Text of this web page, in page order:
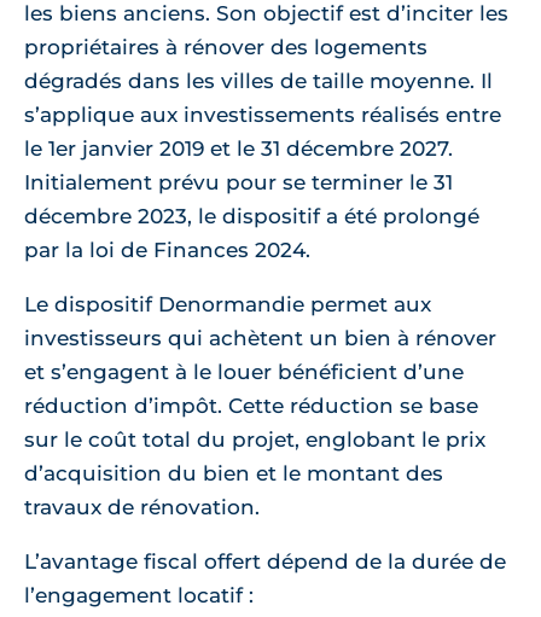
les biens anciens. Son objectif est d’inciter les
propriétaires à rénover des logements
dégradés dans les villes de taille moyenne. Il
s’applique aux investissements réalisés entre
le 1er janvier 2019 et le 31 décembre 2027.
Initialement prévu pour se terminer le 31
décembre 2023, le dispositif a été prolongé
par la loi de Finances 2024.
Le dispositif Denormandie permet aux
investisseurs qui achètent un bien à rénover
et s’engagent à le louer bénéficient d’une
réduction d’impôt. Cette réduction se base
sur le coût total du projet, englobant le prix
d’acquisition du bien et le montant des
travaux de rénovation.
L’avantage fiscal offert dépend de la durée de
l’engagement locatif :